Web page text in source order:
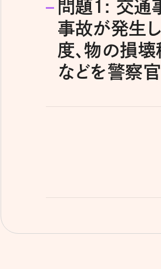
問題1: 交通
事故が発生
度、物の損
などを警察